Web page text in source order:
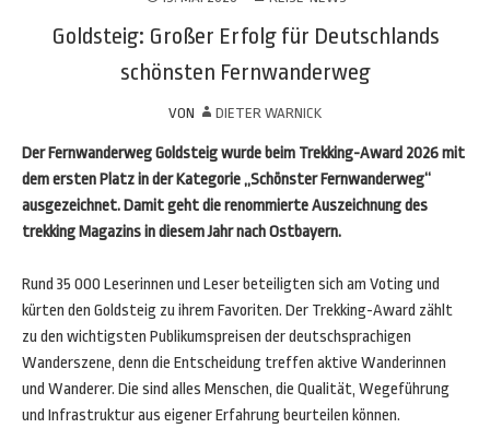
Goldsteig: Großer Erfolg für Deutschlands
schönsten Fernwanderweg
VON DIETER WARNICK
Der Fernwanderweg Goldsteig wurde beim Trekking-Award 2026 mit
dem ersten Platz in der Kategorie „Schönster Fernwanderweg“
ausgezeichnet. Damit geht die renommierte Auszeichnung des
trekking Magazins in diesem Jahr nach Ostbayern.
Rund 35 000 Leserinnen und Leser beteiligten sich am Voting und
kürten den Goldsteig zu ihrem Favoriten. Der Trekking-Award zählt
zu den wichtigsten Publikumspreisen der deutschsprachigen
Wanderszene, denn die Entscheidung treffen aktive Wanderinnen
und Wanderer. Die sind alles Menschen, die Qualität, Wegeführung
und Infrastruktur aus eigener Erfahrung beurteilen können.